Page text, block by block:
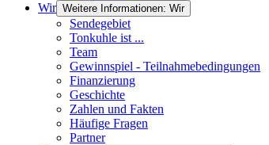
Wir Weitere Informationen: Wir
Sendegebiet
Tonkuhle ist ...
Team
Gewinnspiel - Teilnahmebedingungen
Finanzierung
Geschichte
Zahlen und Fakten
Häufige Fragen
Partner